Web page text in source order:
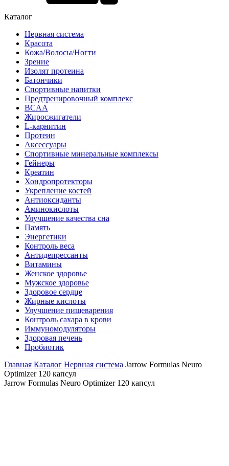
Каталог
Нервная система
Красота
Кожа/Волосы/Ногти
Зрение
Изолят протеина
Батончики
Спортивные напитки
Предтренировочный комплекс
BCAA
Жиросжигатели
L-карнитин
Протеин
Аксессуары
Спортивные минеральные комплексы
Гейнеры
Креатин
Хондропротекторы
Укрепление костей
Антиоксиданты
Аминокислоты
Улучшение качества сна
Память
Энергетики
Контроль веса
Антидепрессанты
Витамины
Женское здоровье
Мужское здоровье
Здоровое сердце
Жирные кислоты
Улучшение пищеварения
Контроль сахара в крови
Иммуномодуляторы
Здоровая печень
Пробиотик
Главная Каталог Нервная система Jarrow Formulas Neuro
Optimizer 120 капсул
Jarrow Formulas Neuro Optimizer 120 капсул